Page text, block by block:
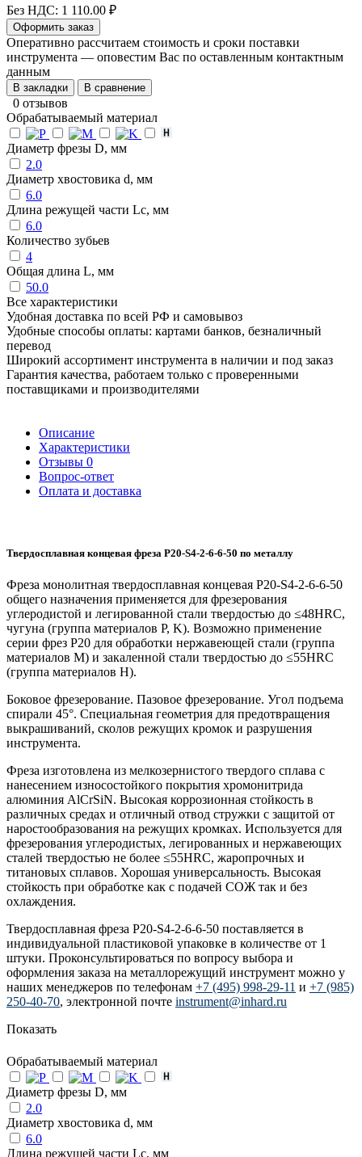
Без НДС: 1 110.00 ₽
Оформить заказ
Оперативно рассчитаем стоимость и сроки поставки
инструмента — оповестим Вас по оставленным контактным
данным
В закладки В сравнение
0 отзывов
Обрабатываемый материал
Диаметр фрезы D, мм
2.0
Диаметр хвостовика d, мм
6.0
Длина режущей части Lc, мм
6.0
Количество зубьев
4
Общая длина L, мм
50.0
Все характеристики
Удобная доставка по всей РФ и самовывоз
Удобные способы оплаты: картами банков, безналичный
перевод
Широкий ассортимент инструмента в наличии и под заказ
Гарантия качества, работаем только с проверенными
поставщиками и производителями
Описание
Характеристики
Отзывы 0
Вопрос-ответ
Оплата и доставка
Твердосплавная концевая фреза P20-S4-2-6-6-50 по металлу
Фреза монолитная твердосплавная концевая P20-S4-2-6-6-50
общего назначения применяется для фрезерования
углеродистой и легированной стали твердостью до ≤48HRC,
чугуна (группа материалов P, K). Возможно применение
серии фрез P20 для обработки нержавеющей стали (группа
материалов M) и закаленной стали твердостью до ≤55HRC
(группа материалов H).
Боковое фрезерование. Пазовое фрезерование. Угол подъема
спирали 45°. Специальная геометрия для предотвращения
выкрашиваний, сколов режущих кромок и разрушения
инструмента.
Фреза изготовлена из мелкозернистого твердого сплава с
нанесением износостойкого покрытия хромонитрида
алюминия AlCrSiN. Высокая коррозионная стойкость в
различных средах и отличный отвод стружки с защитой от
наростообразования на режущих кромках. Используется для
фрезерования углеродистых, легированных и нержавеющих
сталей твердостью не более ≤55HRC, жаропрочных и
титановых сплавов. Хорошая универсальность. Высокая
стойкость при обработке как с подачей СОЖ так и без
охлаждения.
Твердосплавная фреза P20-S4-2-6-6-50 поставляется в
индивидуальной пластиковой упаковке в количестве от 1
штуки. Проконсультироваться по вопросу выбора и
оформления заказа на металлорежущий инструмент можно у
наших менеджеров по телефонам +7 (495) 998-29-11 и +7 (985)
250-40-70, электронной почте instrument@inhard.ru
Показать
Обрабатываемый материал
Диаметр фрезы D, мм
2.0
Диаметр хвостовика d, мм
6.0
Длина режущей части Lc, мм